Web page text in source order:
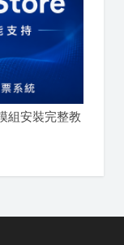
組安裝完整教